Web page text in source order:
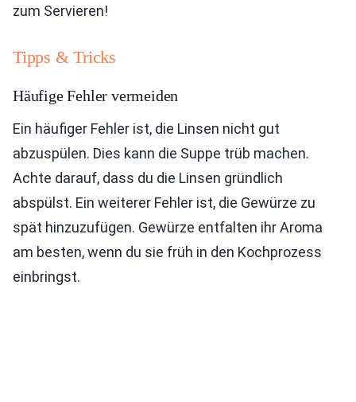
zum Servieren!
Tipps & Tricks
Häufige Fehler vermeiden
Ein häufiger Fehler ist, die Linsen nicht gut
abzuspülen. Dies kann die Suppe trüb machen.
Achte darauf, dass du die Linsen gründlich
abspülst. Ein weiterer Fehler ist, die Gewürze zu
spät hinzuzufügen. Gewürze entfalten ihr Aroma
am besten, wenn du sie früh in den Kochprozess
einbringst.